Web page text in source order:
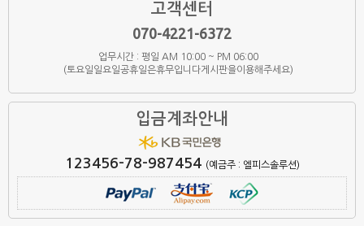
고객센터
070-4221-6372
업무시간 : 평일 AM 10:00 ~ PM 06:00
(토요일일요일공휴일은휴무입니다게시판을이용해주세요)
입금계좌안내
123456-78-987454 (예금주 : 엘피스솔루션)